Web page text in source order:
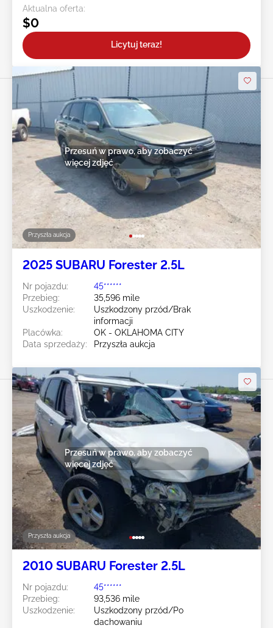
Aktualna oferta:
$0
Licytuj teraz!
Przyszła aukcja
Przesuń w prawo, aby zobaczyć
więcej zdjęć
2025 SUBARU Forester 2.5L
Nr pojazdu:
45******
Przebieg:
35,596 mile
Uszkodzenie:
Uszkodzony przód/Brak
informacji
Placówka:
OK - OKLAHOMA CITY
Data sprzedaży:
Przyszła aukcja
Przyszła aukcja
Przesuń w prawo, aby zobaczyć
więcej zdjęć
2010 SUBARU Forester 2.5L
Nr pojazdu:
45******
Przebieg:
93,536 mile
Uszkodzenie:
Uszkodzony przód/Po
dachowaniu